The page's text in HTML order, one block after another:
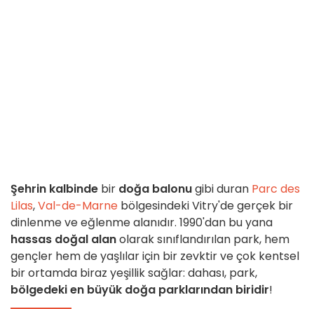
Şehrin kalbinde bir doğa balonugibi duran Parc des
Lilas,Val-de-Marne bölgesindeki Vitry'de gerçek bir
dinlenme ve eğlenme alanıdır. 1990'dan bu yana
hassas doğal alanolarak sınıflandırılan park, hem
gençler hem de yaşlılar için bir zevktir ve çok kentsel
bir ortamda biraz yeşillik sağlar: dahası, park,
bölgedeki en büyük doğa parklarından biridir!